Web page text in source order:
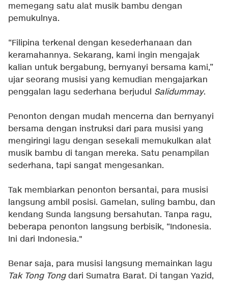
memegang satu alat musik bambu dengan
pemukulnya.
“Filipina terkenal dengan kesederhanaan dan
keramahannya. Sekarang, kami ingin mengajak
kalian untuk bergabung, bernyanyi bersama kami,”
ujar seorang musisi yang kemudian mengajarkan
penggalan lagu sederhana berjudul Salidummay.
Penonton dengan mudah mencerna dan bernyanyi
bersama dengan instruksi dari para musisi yang
mengiringi lagu dengan sesekali memukulkan alat
musik bambu di tangan mereka. Satu penampilan
sederhana, tapi sangat mengesankan.
Tak membiarkan penonton bersantai, para musisi
langsung ambil posisi. Gamelan, suling bambu, dan
kendang Sunda langsung bersahutan. Tanpa ragu,
beberapa penonton langsung berbisik, “Indonesia.
Ini dari Indonesia."
Benar saja, para musisi langsung memainkan lagu
Tak Tong Tongdari Sumatra Barat. Di tangan Yazid,